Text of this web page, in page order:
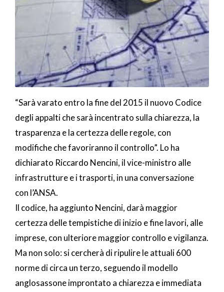
“Sarà varato entro la fine del 2015 il nuovo Codice
degli appalti che sarà incentrato sulla chiarezza, la
trasparenza e la certezza delle regole, con
modifiche che favoriranno il controllo”. Lo ha
dichiarato Riccardo Nencini, il vice-ministro alle
infrastrutture e i trasporti, in una conversazione
con l’ANSA.
Il codice, ha aggiunto Nencini, darà maggior
certezza delle tempistiche di inizio e fine lavori, alle
imprese, con ulteriore maggior controllo e vigilanza.
Ma non solo: si cercherà di ripulire le attuali 600
norme di circa un terzo, seguendo il modello
anglosassone improntato a chiarezza e immediata